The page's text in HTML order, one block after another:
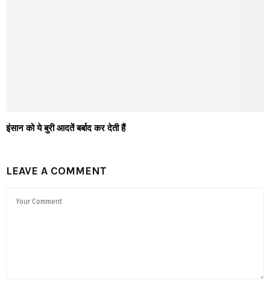
इंसान को ये बुरी आदतें बर्बाद कर देती हैं
LEAVE A COMMENT